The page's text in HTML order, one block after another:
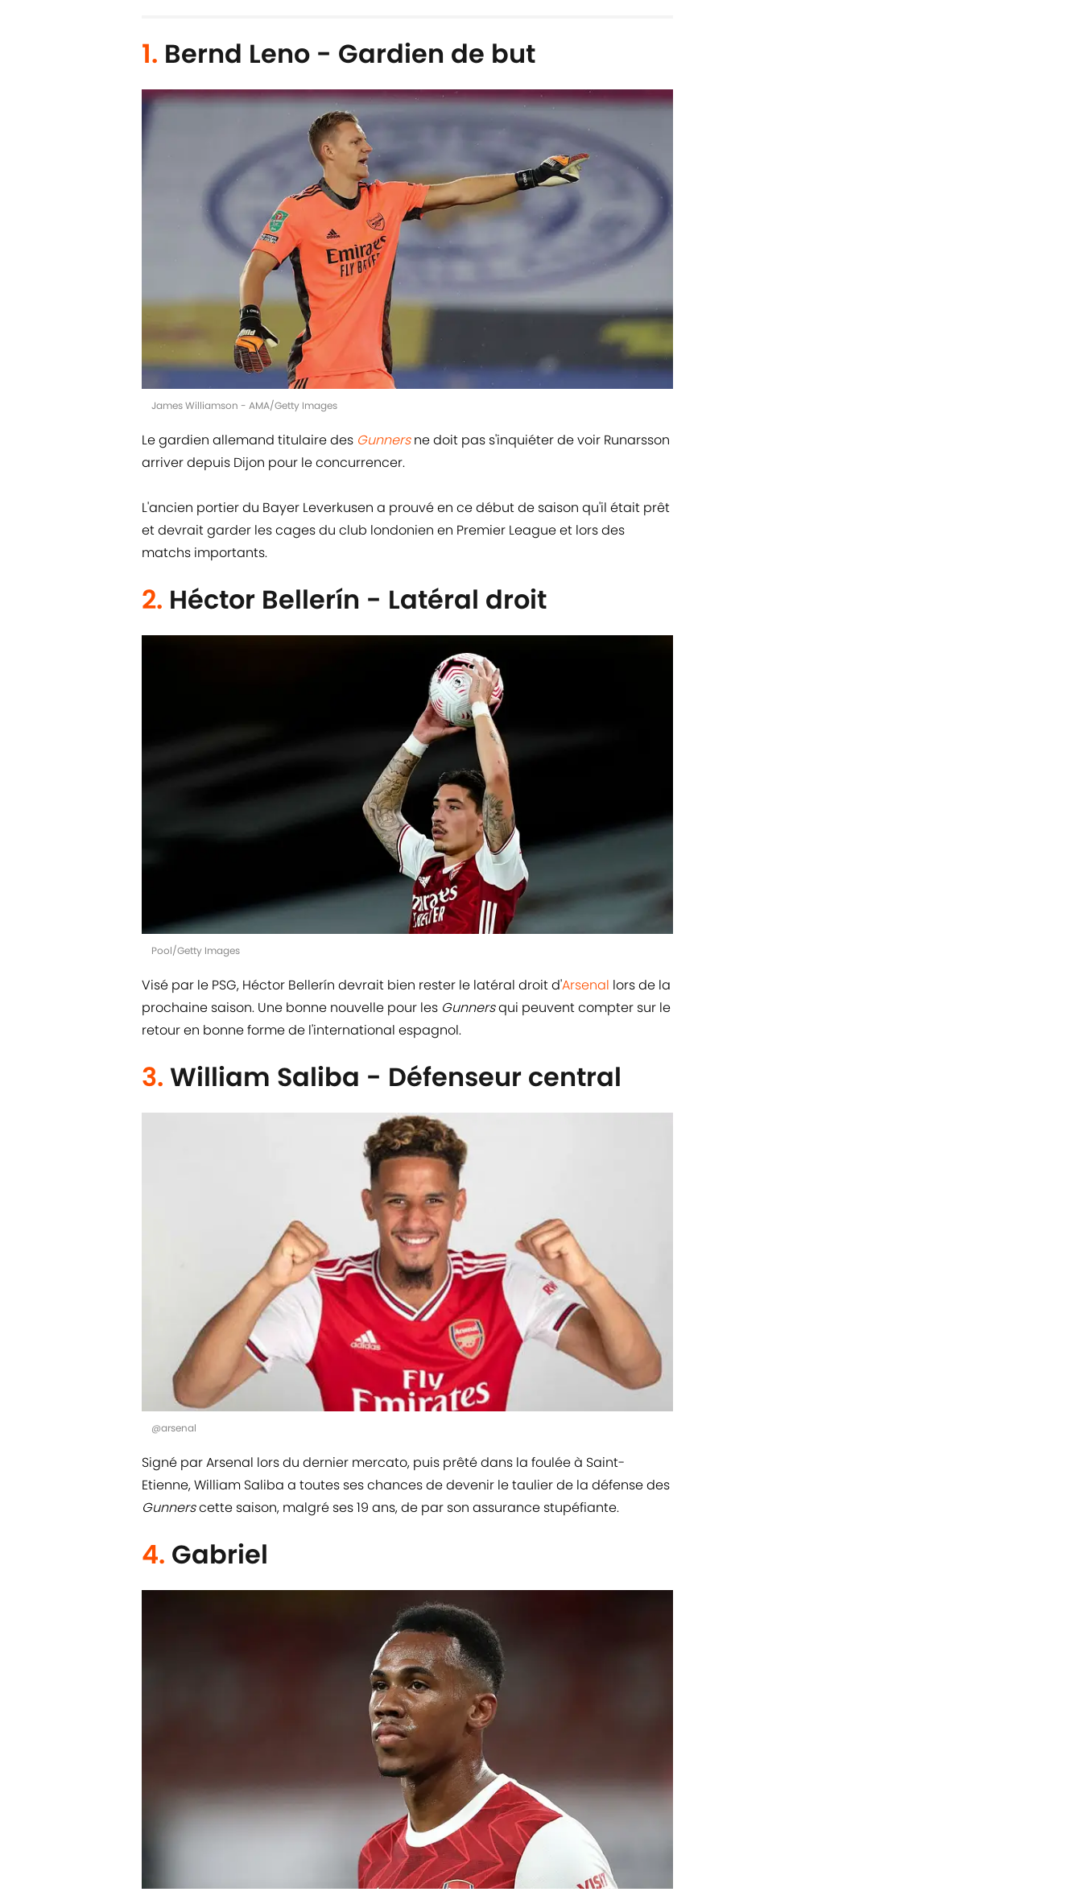
1. Bernd Leno - Gardien de but
James Williamson - AMA/Getty Images
Le gardien allemand titulaire des Gunnersne doit pas s'inquiéter de voir Runarsson
arriver depuis Dijon pour le concurrencer.
L'ancien portier du Bayer Leverkusen a prouvé en ce début de saison qu'il était prêt
et devrait garder les cages du club londonien en Premier League et lors des
matchs importants.
2. Héctor Bellerín - Latéral droit
Pool/Getty Images
Visé par le PSG, Héctor Bellerín devrait bien rester le latéral droit d'Arsenal lors de la
prochaine saison. Une bonne nouvelle pour les Gunnersqui peuvent compter sur le
retour en bonne forme de l'international espagnol.
3. William Saliba - Défenseur central
@arsenal
Signé par Arsenal lors du dernier mercato, puis prêté dans la foulée à Saint-
Etienne, William Saliba a toutes ses chances de devenir le taulier de la défense des
Gunnerscette saison, malgré ses 19 ans, de par son assurance stupéfiante.
4. Gabriel